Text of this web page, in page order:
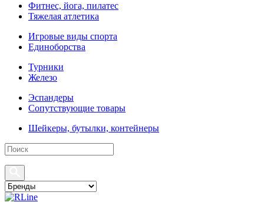
Фитнес, йога, пилатес
Тяжелая атлетика
Игровые виды спорта
Единоборства
Турники
Железо
Эспандеры
Сопутствующие товары
Шейкеры, бутылки, контейнеры